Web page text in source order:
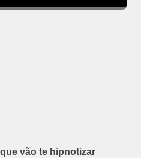
vão te hipnotizar